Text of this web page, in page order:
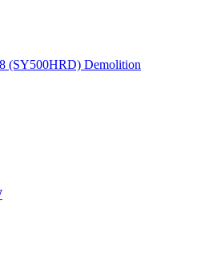
(SY500HRD) Demolition